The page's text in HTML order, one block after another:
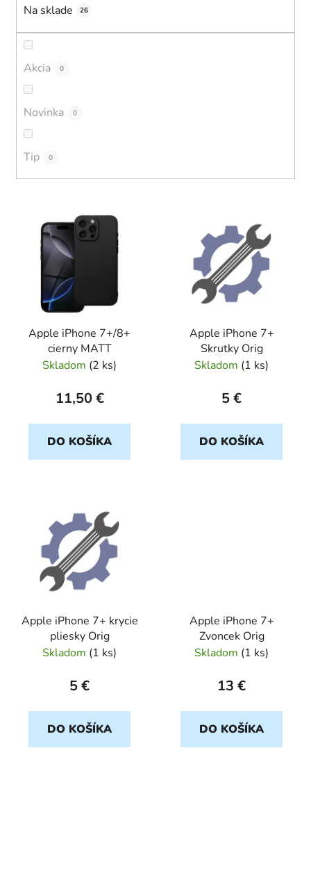
Na sklade 26
Akcia 0
Novinka 0
Tip 0
Apple iPhone 7+/8+
cierny MATT
Skladom (2 ks)
11,50 €
DO KOŠÍKA
Apple iPhone 7+
Skrutky Orig
Skladom (1 ks)
5 €
DO KOŠÍKA
Apple iPhone 7+ krycie
pliesky Orig
Skladom (1 ks)
5 €
DO KOŠÍKA
Apple iPhone 7+
Zvoncek Orig
Skladom (1 ks)
13 €
DO KOŠÍKA